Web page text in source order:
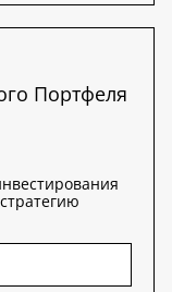
Портфеля